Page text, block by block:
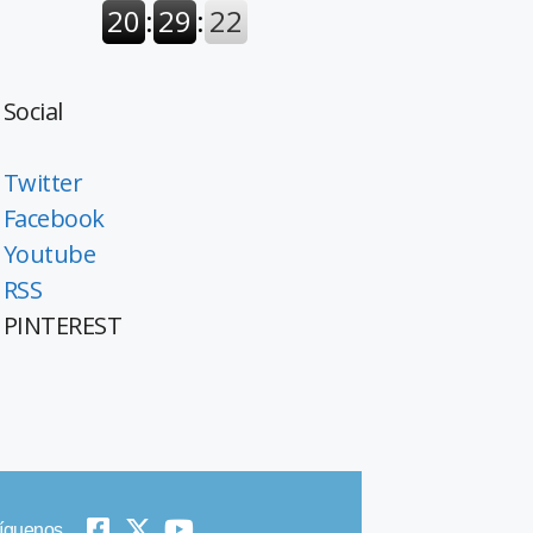
Social
Twitter
Facebook
Youtube
RSS
PINTEREST